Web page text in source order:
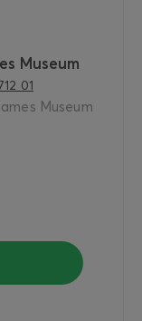
Museum
01
Museum